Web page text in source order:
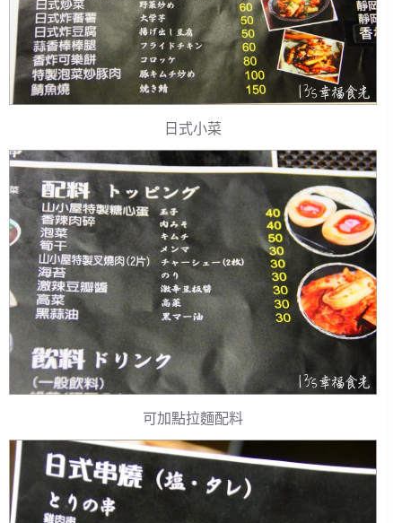
日式小菜
可加點拉麵配料